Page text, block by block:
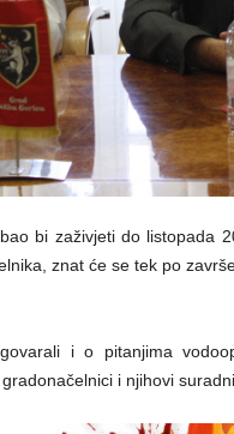
bi zaživjeti do listopada
znat će se tek po
i o pitanjima
i njihovi